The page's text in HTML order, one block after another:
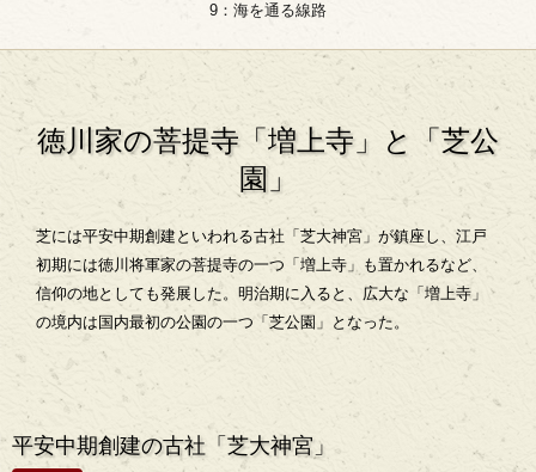
9：海を通る線路
徳川家の菩提寺「増上寺」と「芝公
園」
芝には平安中期創建といわれる古社「芝大神宮」が鎮座し、江戸
初期には徳川将軍家の菩提寺の一つ「増上寺」も置かれるなど、
信仰の地としても発展した。明治期に入ると、広大な「増上寺」
の境内は国内最初の公園の一つ「芝公園」となった。
平安中期創建の古社「芝大神宮」